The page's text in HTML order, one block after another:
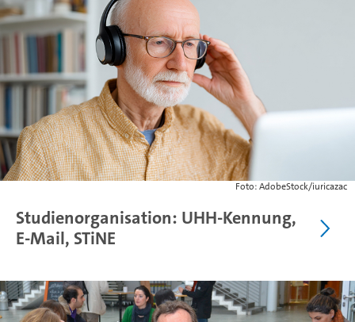
Foto: AdobeStock/iuricazac
Studienorganisation: UHH-Kennung,
E-Mail, STiNE